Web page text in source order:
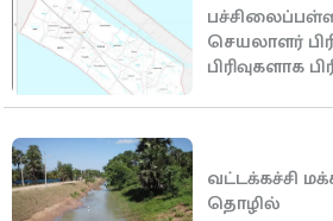
செயலாளர்
பிரிவுகளாக
வட்டக்கச்சி
தொழில்